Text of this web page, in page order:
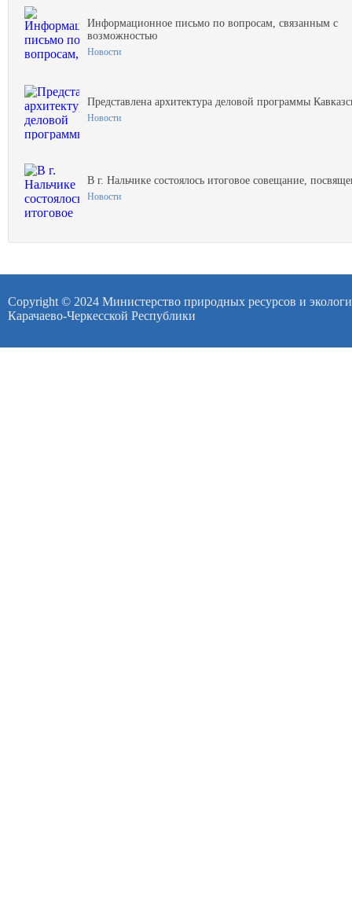
Информационное письмо по вопросам, связанным с
возможностью
Новости
Представлена архитектура деловой программы
Новости
В г. Нальчике состоялось итоговое совещание,
Новости
Copyright © 2024 Министерство природных ресурсов и
Карачаево-Черкесской Республики